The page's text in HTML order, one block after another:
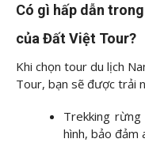
Có gì hấp dẫn
của Đất Việt Tour?
Khi chọn tour du lịch
Tour, bạn sẽ được trải
Trekking rừng
hình, bảo đảm